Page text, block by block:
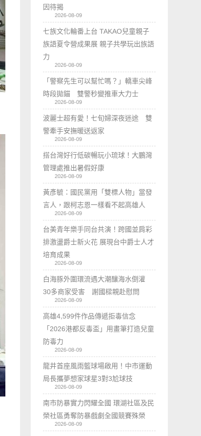
因待揭
2026-08-09
七族文化輪番上台 TAKAO兒童親子
族語夏令營成果展 親子共學玩出族語
力
2026-08-09
「警察先生可以幫忙嗎？」轎車尖峰
時段拋錨 雙警秒變推車大力士
2026-08-09
波麗士超有愛！七旬婦深夜迷途 雙
警牽手安撫暖送返家
2026-08-09
搭台灣好行低碳暢玩小琉球！大鵬灣
管理處推出暑假好康
2026-08-09
黃彥毓：國民黨用「雙標人物」當發
言人，跟柯志恩一樣看不起高雄人
2026-08-09
台美青年樂手同台共演！跨國並肩彩
排激盪爵士新火花 展現台中爵士人才
培育成果
2026-08-09
白海豚外圍環流遇大潮釀海水倒灌
30多商家受害 謝國樑親赴慰問
2026-08-09
高雄4,599件作品傳遞拒毒信念
「2026港都反毒盃」用畫筆打造兒童
防毒力
2026-08-09
龍井首座風雨籃球場啟用！中市運動
局長攜夢想家球星3對3尬球技
2026-08-09
南市防暴實力閃耀全國 環湖社區及民
榮社區勇奪防暴戲劇全國競賽殊榮
2026-08-09